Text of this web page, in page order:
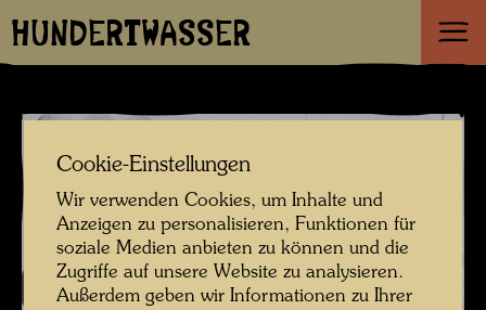
HUNDERTWASSER
Cookie-Einstellungen
Wir verwenden Cookies, um Inhalte und
Anzeigen zu personalisieren, Funktionen für
soziale Medien anbieten zu können und die
Zugriffe auf unsere Website zu analysieren.
Außerdem geben wir Informationen zu Ihrer